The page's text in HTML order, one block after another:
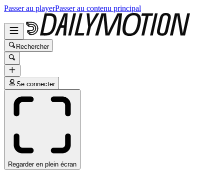
Passer au playerPasser au contenu principal
Rechercher
Se connecter
Regarder en plein écran